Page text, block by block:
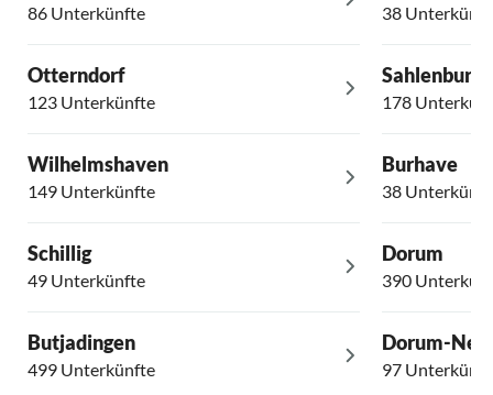
86 Unterkünfte
Otterndorf
123 Unterkünfte
Wilhelmshaven
149 Unterkünfte
Schillig
49 Unterkünfte
Butjadingen
499 Unterkünfte
38
Sahlenburg
178
Burhave
38
Dorum
390
Dorum-
97